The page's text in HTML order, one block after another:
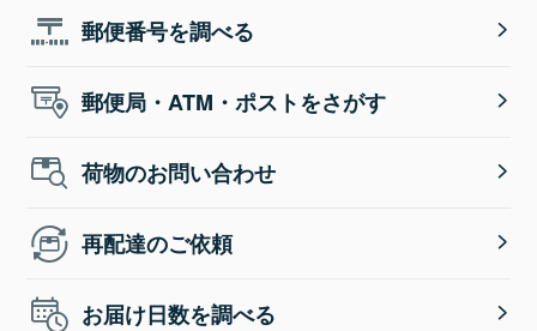
郵便番号を調べる
郵便局・ATM・ポストをさがす
荷物のお問い合わせ
再配達のご依頼
お届け日数を調べる